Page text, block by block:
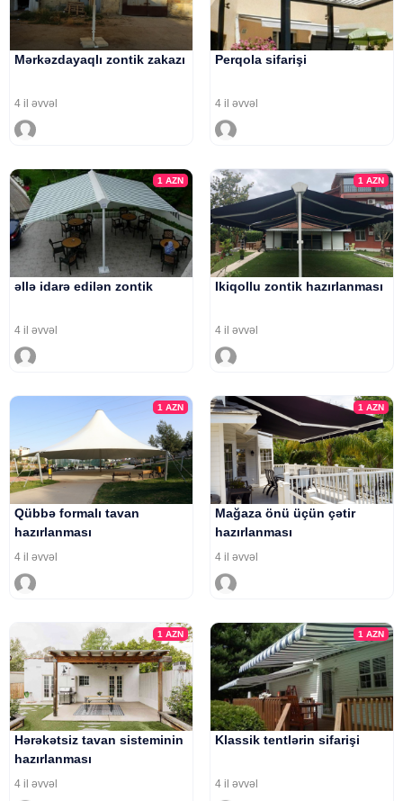
Mərkəzdayaqlı zontik zakazı
4 il əvvəl
Perqola sifarişi
4 il əvvəl
1AZN
əllə idarə edilən zontik
4 il əvvəl
1 AZN
Ikiqollu zontik hazırlanması
4 il əvvəl
1AZN
Qübbə formalı tavan
hazırlanması
4 il əvvəl
1 AZN
Mağaza önü üçün çətir
hazırlanması
4 il əvvəl
1AZN
Hərəkətsiz tavan sisteminin
hazırlanması
4 il əvvəl
1 AZN
Klassik tentlərin sifarişi
4 il əvvəl